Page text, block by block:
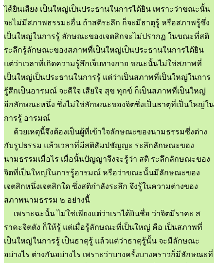
ได้ยินเสียง เป็นใหญ่เป็นประธานในการได้ยิน เพราะว่าขณะนั้น
จะไม่มีสภาพธรรมะอื่น ถ้าสติระลึก ก็จะมีธาตุรู้ หรือสภาพรู้ซึ่ง
เป็นใหญ่ในการรู้ ลักษณะของเจตสิกจะไม่ปรากฏ ในขณะที่สติ
ระลึกรู้ลักษณะของสภาพที่เป็นใหญ่เป็นประธานในการได้ยิน
แต่ว่าเวลาที่เกิดความรู้สึกเจ็บทางกาย ขณะนั้นไม่ใช่สภาพที่
เป็นใหญ่เป็นประธานในการรู้ แต่ว่าเป็นสภาพที่เป็นใหญ่ในการ
รู้สึกเป็นอารมณ์ จะดีใจ เสียใจ สุข ทุกข์ ก็เป็นสภาพที่เป็นใหญ่
อีกลักษณะหนึ่ง ซึ่งไม่ใช่ลักษณะของจิตซึ่งเป็นธาตุที่เป็นใหญ่ใน
การรู้ อารมณ์
ด้วยเหตุนี้จึงต้องเป็นผู้ที่เข้าใจลักษณะของนามธรรมซึ่งต่าง
กับรูปธรรม แล้วเวลาที่มีสติสัมปชัญญะ ระลึกลักษณะของ
นามธรรมเมื่อไร เมื่อนั้นปัญญาจึงจะรู้ว่า สติ ระลึกลักษณะของ
จิตที่เป็นใหญ่ในการรู้อารมณ์ หรือว่าขณะนั้นมีลักษณะของ
เจตสิกหนึ่งเจตสิกใด ซึ่งสติกำลังระลึก จึงรู้ในความต่างของ
สภาพนามธรรม ๒ อย่างนี้
เพราะฉะนั้น ไม่ใช่เพียงแต่ว่าเราได้ยินชื่อ ว่าจิตมีราคะ ส
ราคะจิตตัง ก็ให้รู้ แต่เมื่อรู้ลักษณะที่เป็นใหญ่ คือ เป็นสภาพที่
เป็นใหญ่ในการรู้ เป็นธาตุรู้ แล้วแต่ว่าธาตุรู้นั้น จะมีลักษณะ
อย่างไร ต่างกันอย่างไร เพราะว่าบางครั้งบางคราวก็มีลักษณะที่